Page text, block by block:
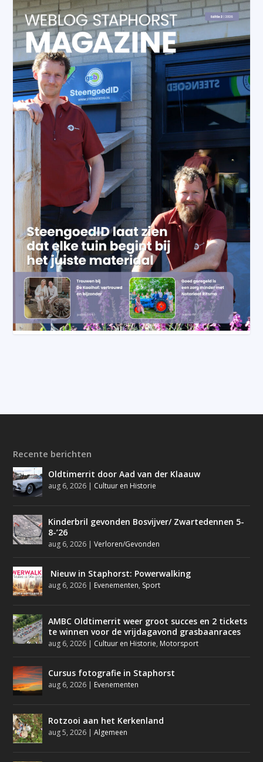
Recente berichten
Oldtimerrit door Aad van der Klaauw
aug 6, 2026 | Cultuur en Historie
Kinderbril gevonden Bosvijver/ Zwartedennen 5-
8-’26
aug 6, 2026 |Verloren/Gevonden
Nieuw in Staphorst: Powerwalking
aug 6, 2026 | Evenementen, Sport
AMBC Oldtimerrit weer groot succes en 2 tickets
te winnen voor de vrijdagavond grasbaanraces
aug 6, 2026 | Cultuur en Historie, Motorsport
Cursus fotografie in Staphorst
aug 6, 2026 | Evenementen
Rotzooi aan het Kerkenland
aug 5, 2026 |Algemeen